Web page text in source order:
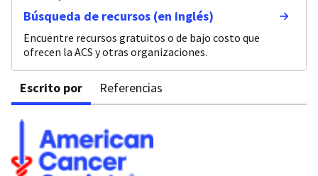
Búsqueda de recursos (en inglés)
Encuentre recursos gratuitos o de bajo costo que
ofrecen la ACS y otras organizaciones.
Escrito por Referencias